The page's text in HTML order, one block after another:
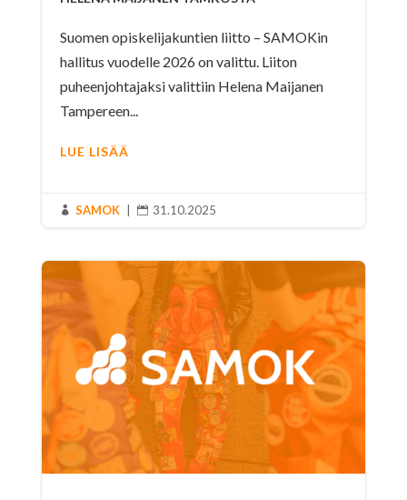
Suomen opiskelijakuntien liitto – SAMOKin
hallitus vuodelle 2026 on valittu. Liiton
puheenjohtajaksi valittiin Helena Maijanen
Tampereen...
LUE LISÄÄ
 SAMOK  31.10.2025